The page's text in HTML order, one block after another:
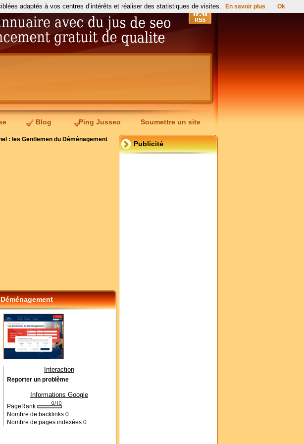
Blog Ping Jusseo Soumettre un site
Publicité
: les Gentlemen du Déménagement
Interaction
Reporter un problème
Informations Google
PageRank
Nombre de backlinks 0
Nombre de pages indexées 0
adaptés à vos centres d’intérêts et réaliser des statistiques de visites. En savoir plus Ok